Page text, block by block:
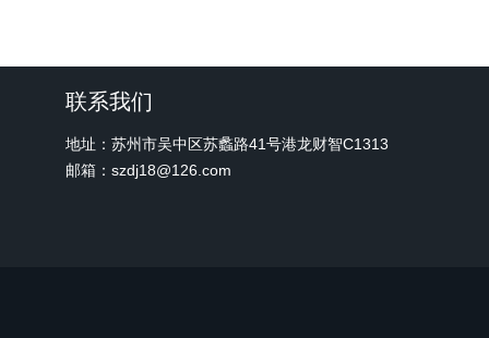
联系我们
地址：苏州市吴中区苏蠡路41号港龙财智C1313
邮箱：szdj18@126.com